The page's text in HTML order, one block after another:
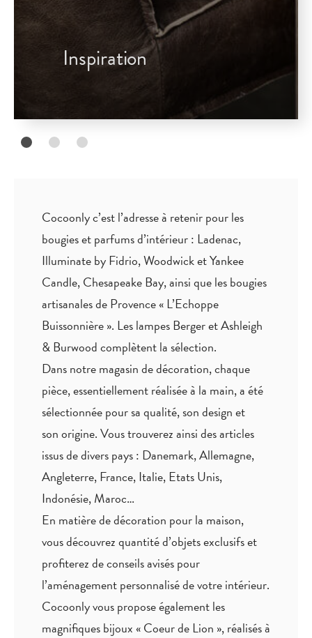
Inspiration
Cocoonly c’est l’adresse à retenir pour les
bougies et parfums d’intérieur : Ladenac,
Illuminate by Fidrio, Woodwick et Yankee
Candle, Chesapeake Bay, ainsi que les bougies
artisanales de Provence « L’Echoppe
Buissonnière ». Les lampes Berger et Ashleigh
& Burwood complètent la sélection.
Dans notre magasin de décoration, chaque
pièce,essentiellement réalisée à la main, a été
sélectionnée pour sa qualité, son design et
son origine. Vous trouverez ainsi des articles
issus de divers pays : Danemark, Allemagne,
Angleterre, France, Italie, Etats Unis,
Indonésie, Maroc…
En matière de décoration pour la maison,
vous découvrez quantitéd’objets exclusifset
profiterez deconseils aviséspour
l’aménagement personnalisé de votre intérieur.
Cocoonly vous propose également les
magnifiques bijoux « Coeur de Lion », réalisés à